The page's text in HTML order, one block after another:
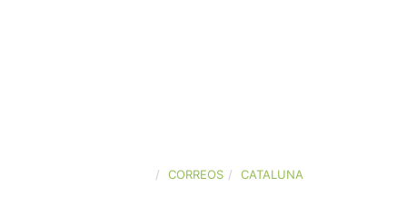
CORREOS CATALUNA